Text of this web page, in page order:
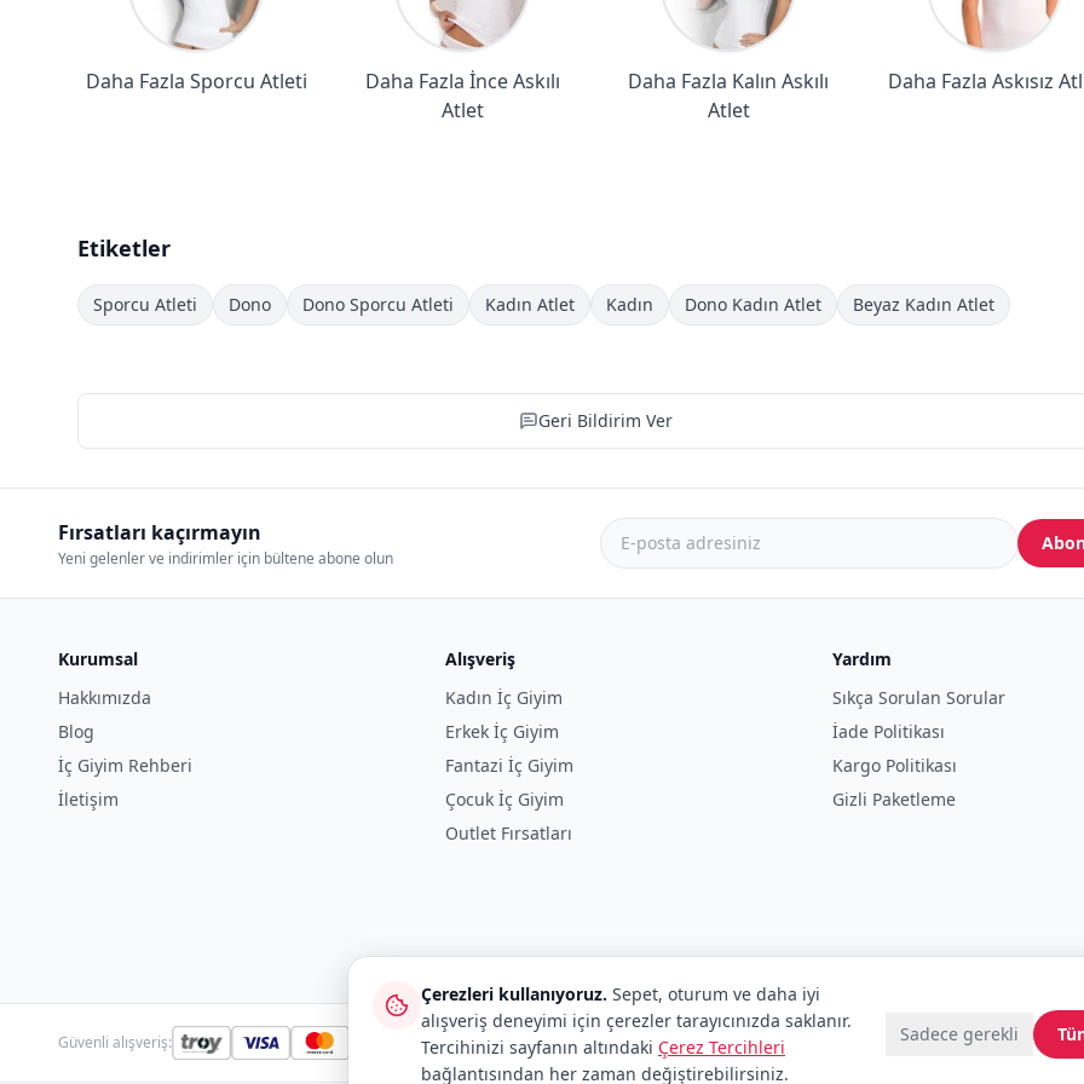
Daha Fazla Sporcu Atleti
Daha Fazla İnce Askılı
Atlet
Daha Fazla Kalın Askılı
Atlet
Daha Fazla Askısız
Etiketler
Sporcu Atleti Dono Dono Sporcu Atleti Kadın Atlet Kadın Dono Kadın Atlet Beyaz Kadın Atlet
Geri Bildirim Ver
Fırsatları kaçırmayın
Yeni gelenler ve indirimler için bültene abone olun
Kurumsal
Hakkımızda
Blog
İç Giyim Rehberi
İletişim
Alışveriş
Kadın İç Giyim
Erkek İç Giyim
Fantazi İç Giyim
Çocuk İç Giyim
Outlet Fırsatları
Yardım
Sıkça Sorulan Sorular
İade Politikası
Kargo Politikası
Gizli Paketleme
Güvenli alışveriş:
Çerezleri kullanıyoruz. Sepet, oturum ve daha iyi
alışveriş deneyimi için çerezler tarayıcınızda saklanır.
Tercihinizi sayfanın altındaki Çerez Tercihleri
bağlantısından her zaman değiştirebilirsiniz.
Sadece gerekli